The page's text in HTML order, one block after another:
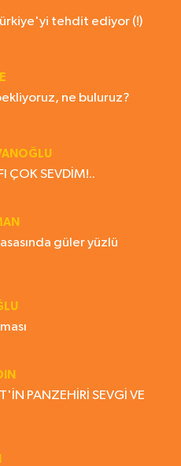
tehdit ediyor (!)
ne buluruz?
ÇOK SEVDİM!..
güler yüzlü
PANZEHİRİ SEVGİ VE